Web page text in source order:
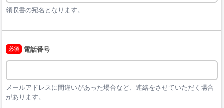
領収書の宛名となります。
必須 電話番号
メールアドレスに間違いがあった場合など、連絡をさせていただく場合
があります。